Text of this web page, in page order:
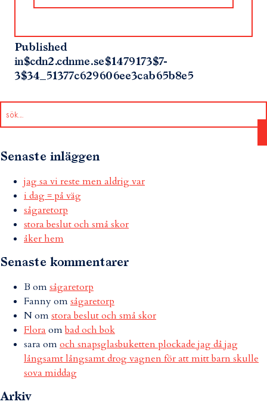
Published
in$cdn2.cdnme.se$1479173$7-
3$34_51377c629606ee3cab65b8e5
Senaste inläggen
jag sa vi reste men aldrig var
i dag = på väg
sågaretorp
stora beslut och små skor
åker hem
Senaste kommentarer
B omsågaretorp
Fannyomsågaretorp
Nomstora beslut och små skor
Flora ombad och bok
sara omoch snapsglasbuketten plockade jag då jag
långsamt långsamt drog vagnen för att mitt barn skulle
sova middag
Arkiv